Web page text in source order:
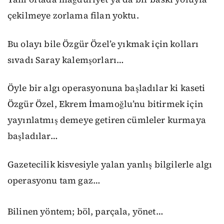
çekilmeye zorlama filan yoktu.
Bu olayı bile Özgür Özel’e yıkmak için kolları
sıvadı Saray kalemşorları…
Öyle bir algı operasyonuna başladılar ki kaseti
Özgür Özel, Ekrem İmamoğlu’nu bitirmek için
yayınlatmış demeye getiren cümleler kurmaya
başladılar…
Gazetecilik kisvesiyle yalan yanlış bilgilerle algı
operasyonu tam gaz…
Bilinen yöntem; böl, parçala, yönet…